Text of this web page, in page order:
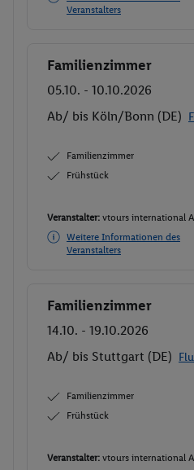
Veranstalters
Buchen
Familienzimmer
05.10. - 10.10.2026
Ab/ bis Köln/Bonn (DE)
Familienzimmer
Frühstück
Veranstalter: vtours international
Weitere Informationen des
Veranstalters
Buchen
Familienzimmer
14.10. - 19.10.2026
Ab/ bis Stuttgart (DE)
Familienzimmer
Frühstück
Veranstalter: vtours international